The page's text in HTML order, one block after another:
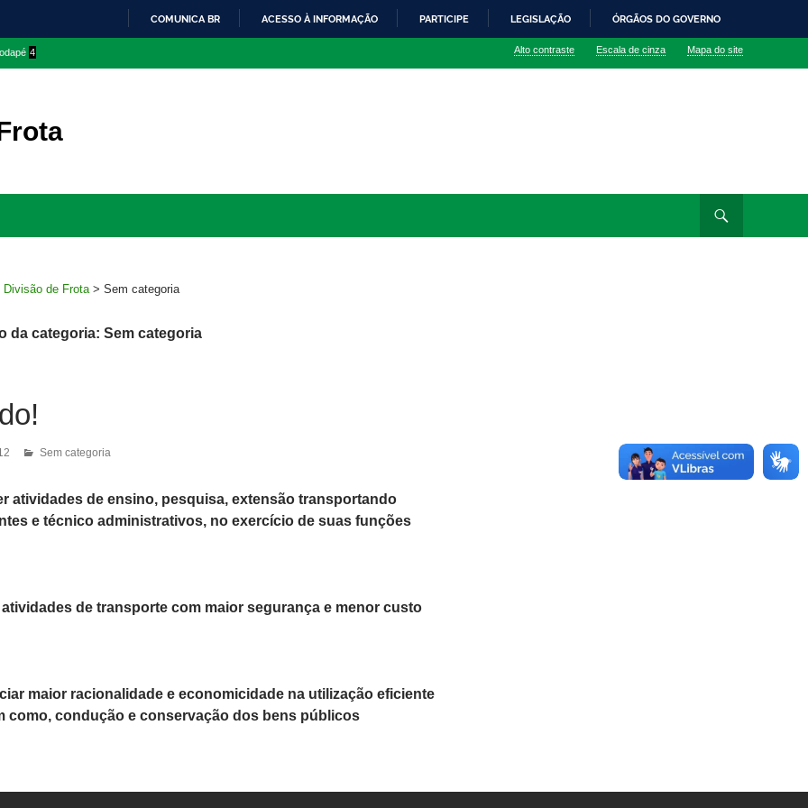
O
COMUNICA BR ACESSO À INFORMAÇÃO PARTICIPE LEGISLAÇÃO ÓRGÃOS DO GOVERNO
4 Alto contraste Escala de cinza Mapa do site
Divisão de Frota > Sem categoria
da categoria: Sem categoria
Sem categoria
atividades de ensino, pesquisa, extensão transportando
e técnico administrativos, no exercício de suas funções
atividades de transporte com maior segurança e menor custo
maior racionalidade e economicidade na utilização eficiente
como, condução e conservação dos bens públicos